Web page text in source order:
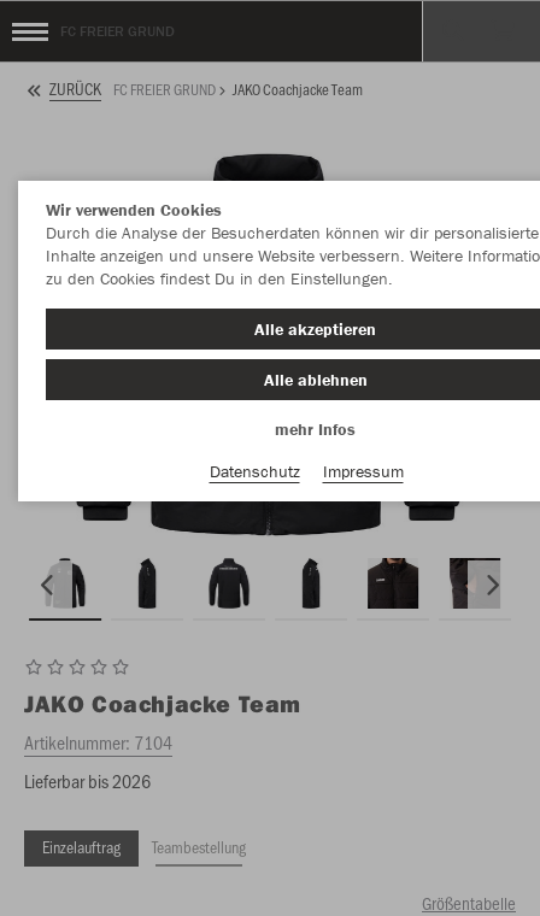
FC FREIER GRUND
ZURÜCK FC FREIER GRUND JAKO Coachjacke Team
JAKO Coachjacke Team
Artikelnummer: 7104
Lieferbar bis 2026
Einzelauftrag Teambestellung
Größentabelle
Wir verwenden Cookies
Durch die Analyse der Besucherdaten können wir dir personalisierte
Inhalte anzeigen und unsere Website verbessern. Weitere
zu den Cookies findest Du in den Einstellungen.
Alle akzeptieren
Alle ablehnen
mehr Infos
Datenschutz
Impressum